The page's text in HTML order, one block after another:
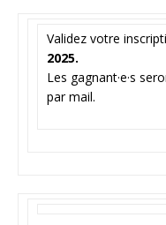
Validez votre
2025.
Les gagnant·e·s
par mail.